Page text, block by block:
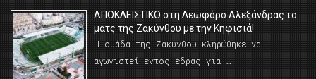
AΠΟΚΛΕΙΣΤΙΚΟ στη Λεωφόρο Αλεξάνδρας το
ματς της Ζακύνθου με την Κηφισιά!
Η ομάδα της Ζακύνθου κληρώθηκε να
αγωνιστεί εντός έδρας για …